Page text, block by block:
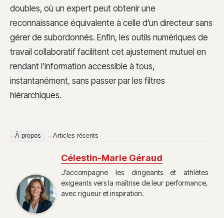
doubles, où un expert peut obtenir une
reconnaissance équivalente à celle d’un directeur sans
gérer de subordonnés. Enfin, les outils numériques de
travail collaboratif facilitent cet ajustement mutuel en
rendant l’information accessible à tous,
instantanément, sans passer par les filtres
hiérarchiques.
À propos Articles récents
Célestin-Marie Géraud
J’accompagne les dirigeants et athlètes
exigeants vers la maîtrise de leur performance,
avec rigueur et inspiration.